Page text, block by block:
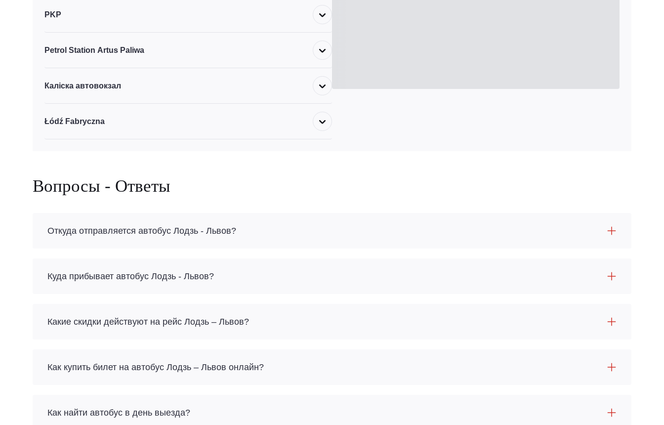
PKP
Petrol Station Artus Paliwa
Каліска автовокзал
Łódź Fabryczna
Вопросы - Ответы
Откуда отправляется автобус Лодзь - Львов?
Куда прибывает автобус Лодзь - Львов?
Какие скидки действуют на рейс Лодзь – Львов?
Как купить билет на автобус Лодзь – Львов онлайн?
Как найти автобус в день выезда?